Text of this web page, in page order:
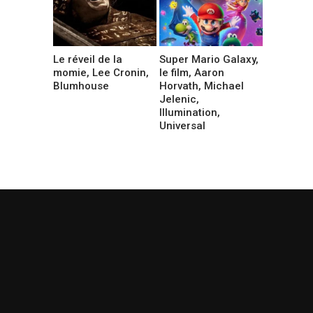
Le réveil de la
momie, Lee Cronin,
Blumhouse
Super Mario Galaxy,
le film, Aaron
Horvath, Michael
Jelenic,
Illumination,
Universal